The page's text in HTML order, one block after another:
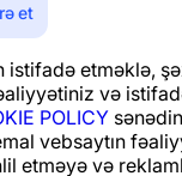
et
etməklə,
və
POLICY
vebsaytın
etməyə və